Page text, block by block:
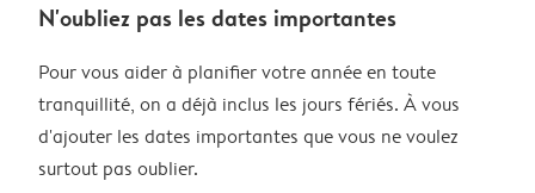
N'oubliez pas les dates importantes
Pour vous aider à planifier votre année en toute
tranquillité, on a déjà inclus les jours fériés. À vous
d'ajouter les dates importantes que vous ne voulez
surtout pas oublier.